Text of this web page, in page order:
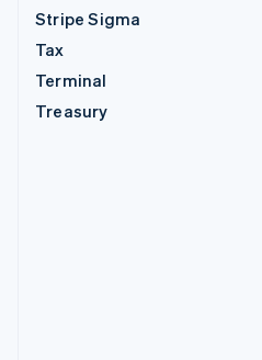
Stripe Sigma
Tax
Terminal
Treasury